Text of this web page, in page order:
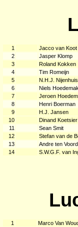
1
Jacco van Koot
2
Jasper Klomp
3
Roland Kokken
4
Tim Romeijn
5
N.H.J. Nijenhuis
6
Niels
7
Jeroen
8
Henri Boerman
9
H.J. Jansen
10
Dinand Koetsier
11
Sean Smit
12
Stefan van de
13
Andre ten
14
S.W.G.F. van
1
Marco Van